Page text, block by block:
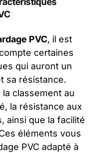
PVC, il est
certaines
qui auront un
sa résistance.
classement au
la résistance aux
ainsi que la facilité
éléments vous
PVC adapté à